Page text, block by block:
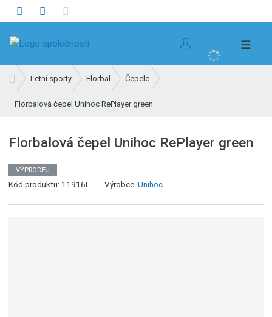
h
l
e
t
☰
v
o
í
t
r
Letní sporty Florbal Čepele
Florbalová čepel Unihoc RePlayer green
Florbalová čepel Unihoc RePlayer green
VÝPRODEJ
Kód produktu: 11916L Výrobce:Unihoc